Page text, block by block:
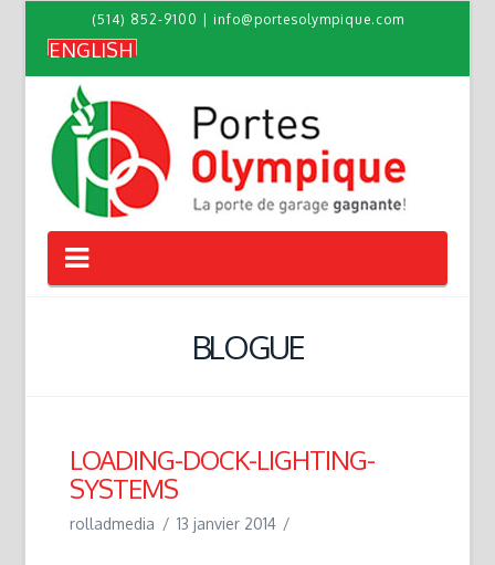
(514) 852-9100 info@portesolympique.com
ENGLISH
Navigation
BLOGUE
LOADING-DOCK-LIGHTING-
SYSTEMS
rolladmedia 13 janvier 2014